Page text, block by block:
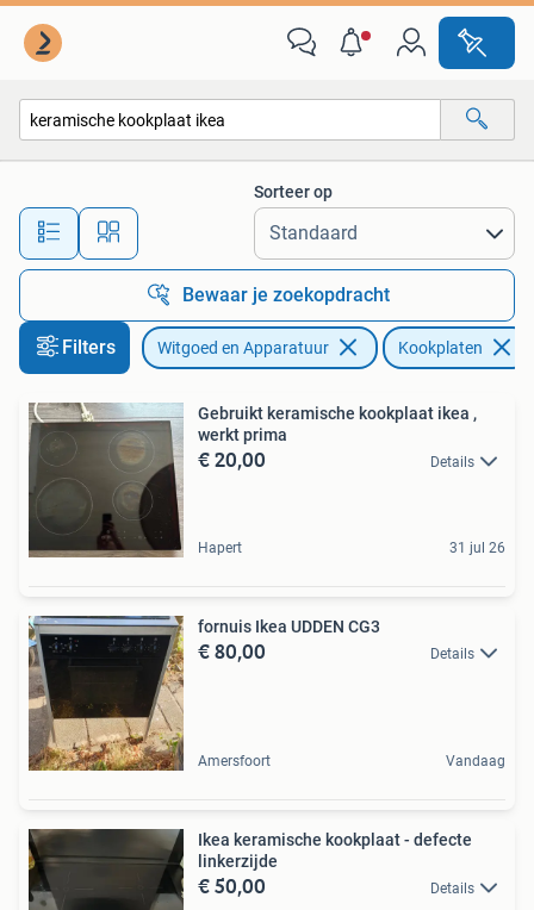
Alle afstanden…
Sorteer op
Bewaar je zoekopdracht
Filters Witgoed en Apparatuur Kookplaten
Gebruikt keramische kookplaat ikea ,
werkt prima
€ 20,00 Details
Hapert 31 jul 26
fornuis Ikea UDDEN CG3
€ 80,00 Details
Amersfoort Vandaag
Ikea keramische kookplaat - defecte
linkerzijde
€ 50,00 Details